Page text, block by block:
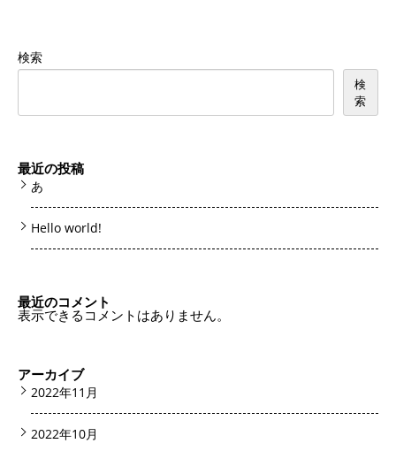
検索
検
索
最近の投稿
あ
Hello world!
最近のコメント
表示できるコメントはありません。
アーカイブ
2022年11月
2022年10月